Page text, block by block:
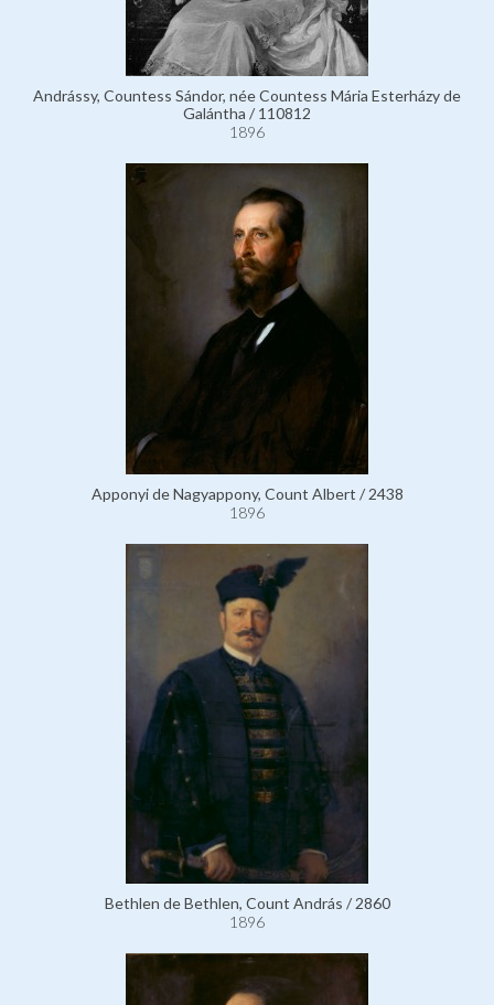
Andrássy, Countess Sándor, née Countess Mária Esterházy de
Galántha / 110812
1896
Apponyi de Nagyappony, Count Albert / 2438
1896
Bethlen de Bethlen, Count András / 2860
1896